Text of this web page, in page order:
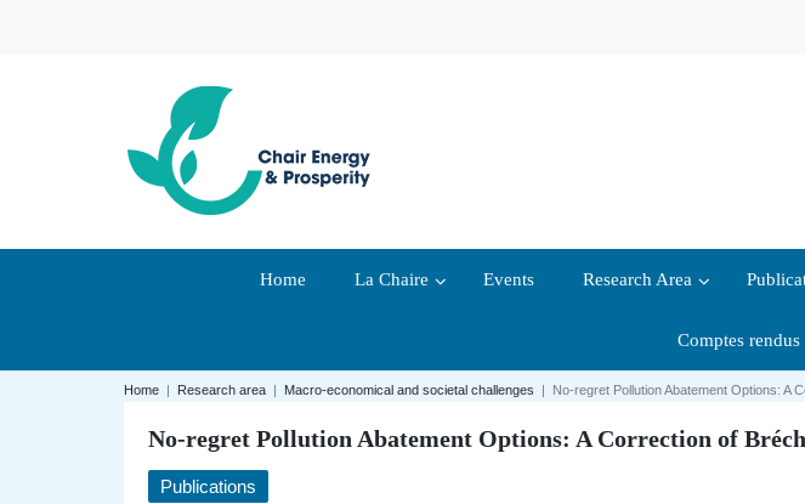
Home La Chaire Events Research Area
Comptes rendus
Home | Research area | Macro-economical and societal challenges | No-regret Pollution Abatement Options: A
No-regret Pollution Abatement Options: A Correction of
Publications